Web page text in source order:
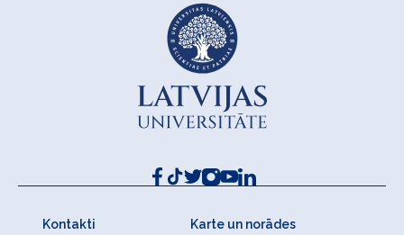
Kontakti Karte un norādes